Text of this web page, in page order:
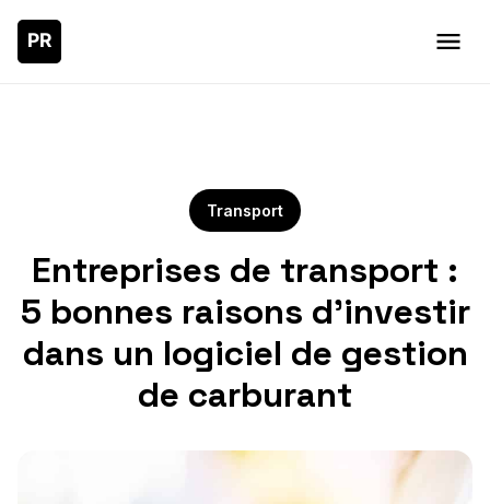
Transport
Entreprises de transport :
5 bonnes raisons d’investir
dans un logiciel de gestion
de carburant